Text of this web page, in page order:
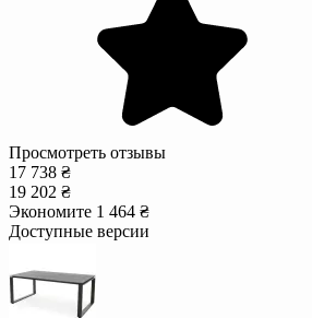
Просмотреть отзывы
17 738 ₴
19 202 ₴
Экономите 1 464 ₴
Доступные версии